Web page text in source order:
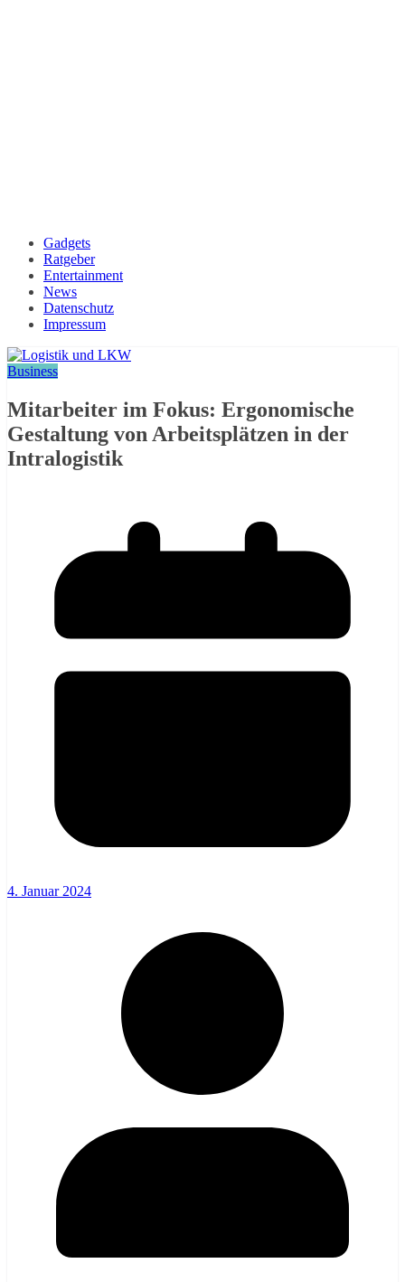
Gadgets
Ratgeber
Entertainment
News
Datenschutz
Impressum
Business
Mitarbeiter im Fokus: Ergonomische
Gestaltung von Arbeitsplätzen in der
Intralogistik
4. Januar 2024